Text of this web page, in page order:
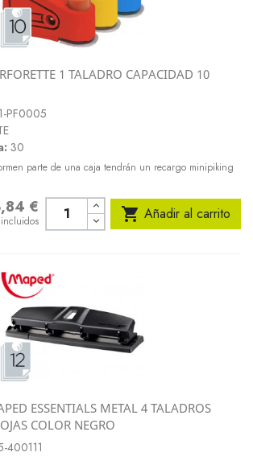
1 TALADRO CAPACIDAD 10
PF0005
30
parte de una caja tendrán un recargo minipiking
€  Añadir al carrito
ESSENTIALS METAL 4 TALADROS
COLOR NEGRO
400111